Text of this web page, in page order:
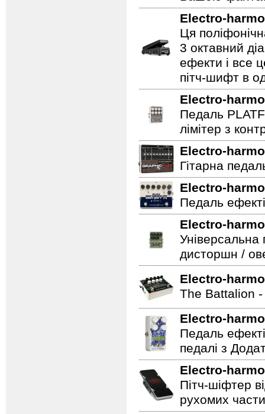
Electro-
Ця
3 октавний
ефекти і все
пітч-шифт в
Electro-
Педаль
лімітер з
Electro-
Гітарна
Electro-
Педаль
Electro-
Універсальна
дисторшн /
Electro-
The Battalion -
Electro-
Педаль
педалі з
Electro-
Пітч-шіфтер
рухомих